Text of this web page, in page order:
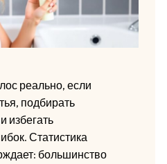
реально, если
подбирать
избегать
Статистика
большинство